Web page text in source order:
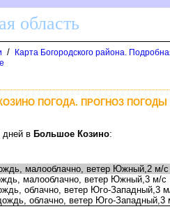
область
/
Карта Богородского района.
ПОГОДА. ПРОГНОЗ
дней Большое Козино:
малооблачно, ветер Южный,2 м/с
малооблачно, ветер Южный,3 м/с
облачно, ветер Юго-Западный,3
облачно, ветер Юго-Западный,3